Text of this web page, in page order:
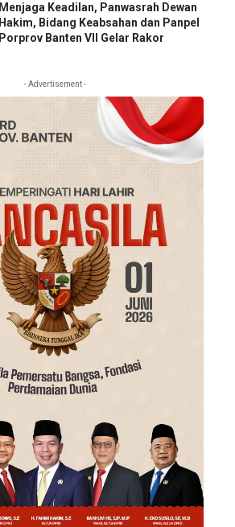
Menjaga Keadilan, Panwasrah Dewan
Hakim, Bidang Keabsahan dan Panpel
Porprov Banten VII Gelar Rakor
- Advertisement -